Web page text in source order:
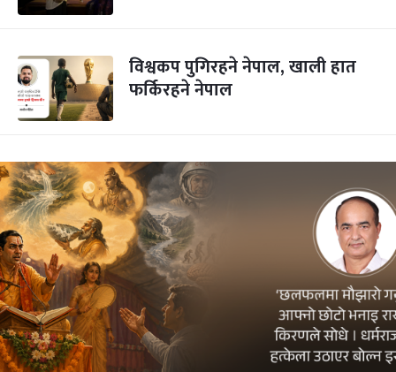
विश्वकप पुगिरहने नेपाल, खाली हात
फर्किरहने नेपाल